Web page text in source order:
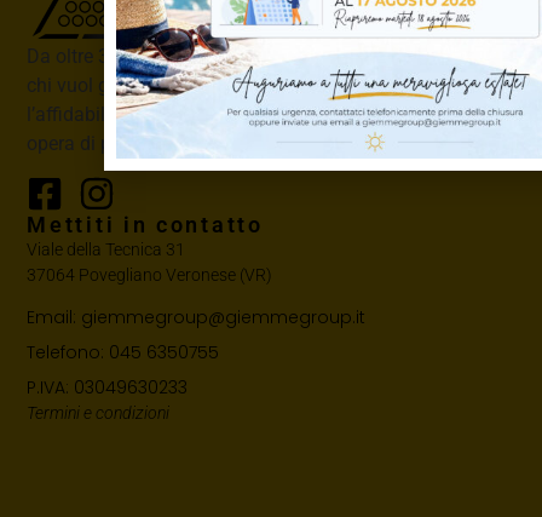
Da oltre 35 anni lavoriamo con la passione e la cura di
chi vuol garantire ai propri clienti la regolarità e
l’affidabilità di un servizio tecnico di vendita e di posa in
opera di prodotti specialistici per l’edilizia
Mettiti in contatto
Viale della Tecnica 31
37064 Povegliano Veronese (VR)
Email: giemmegroup@giemmegroup.it
Telefono: 045 6350755
P.IVA: 03049630233
Termini e condizioni